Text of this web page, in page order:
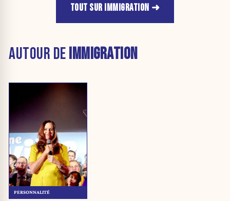
TOUT SUR IMMIGRATION
AUTOUR DEIMMIGRATION
PERSONNALITÉ